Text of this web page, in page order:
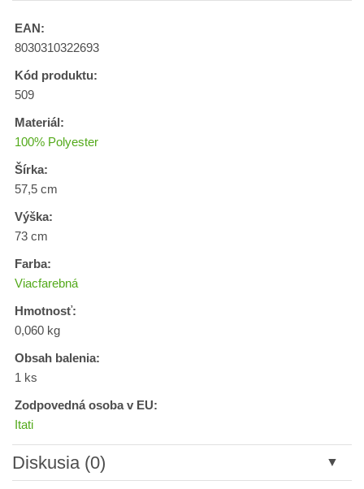
EAN:
8030310322693
Kód produktu:
509
Materiál:
100% Polyester
Šírka:
57,5 cm
Výška:
73 cm
Farba:
Viacfarebná
Hmotnosť:
0,060 kg
Obsah balenia:
1 ks
Zodpovedná osoba v EU:
Itati
Diskusia (0)